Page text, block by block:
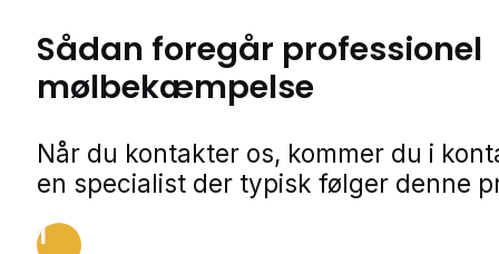
Sådan foregår professionel
mølbekæmpelse
Når du kontakter os, kommer du i
en specialist der typisk følger denne
1